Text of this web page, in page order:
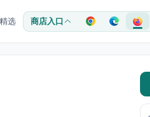
选 商店入口